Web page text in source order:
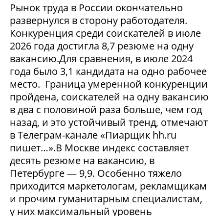
Рынок труда в России окончательно
развернулся в сторону работодателя.
Конкуренция среди соискателей в июле
2026 года достигла 8,7 резюме на одну
вакансию.Для сравнения, в июле 2024
года было 3,1 кандидата на одно рабочее
место. Граница умеренной конкуренции
пройдена, соискателей на одну вакансию
в два с половиной раза больше, чем год
назад, и это устойчивый тренд, отмечают
в Телеграм-канале «Пиарщик hh.ru
пишет…».В Москве индекс составляет
десять резюме на вакансию, в
Петербурге — 9,9. Особенно тяжело
приходится маркетологам, рекламщикам
и прочим гуманитарным специалистам,
у них максимальный уровень